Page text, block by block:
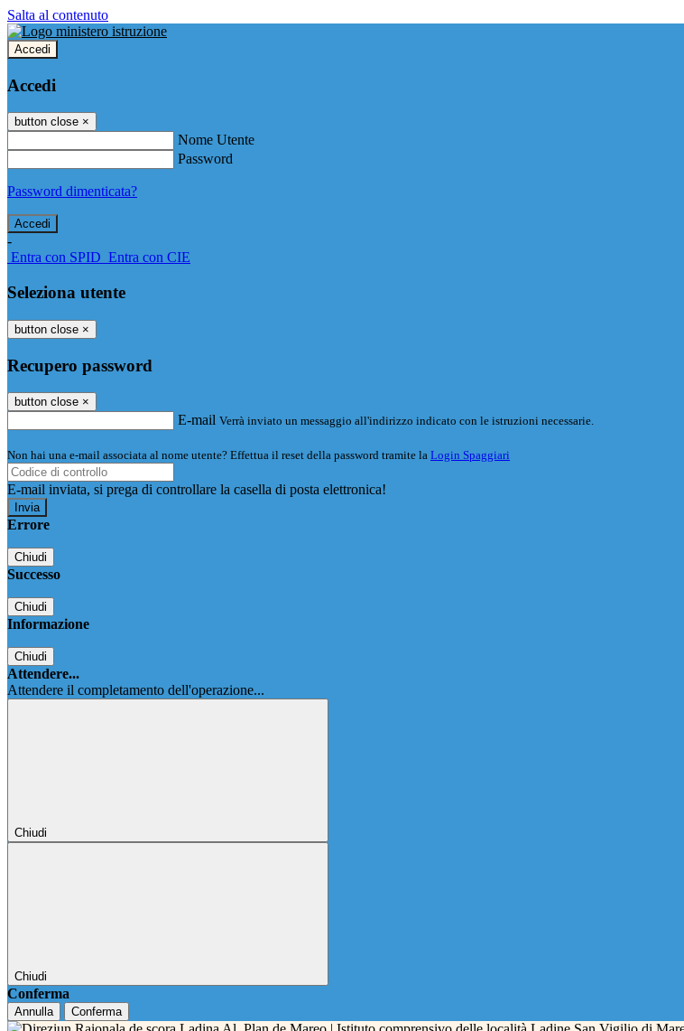
Salta al contenuto
Accedi
Accedi
button close ×
Nome Utente
Password
Password dimenticata?
-
Entra con SPID Entra con CIE
Seleziona utente
button close ×
Recupero password
button close ×
E-mail Verrà inviato un messaggio all'indirizzo indicato con le istruzioni necessarie.
Non hai una e-mail associata al nome utente? Effettua il reset della password tramite la Login Spaggiari
E-mail inviata, si prega di controllare la casella di posta elettronica!
Errore
Chiudi
Successo
Chiudi
Informazione
Chiudi
Attendere...
Attendere il completamento dell'operazione...
Chiudi
Chiudi
Conferma
Annulla Conferma